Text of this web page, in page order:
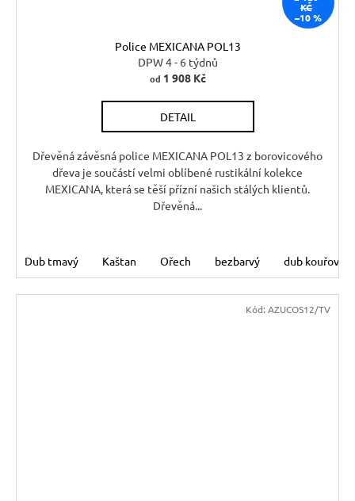
KČ
–10 %
Police MEXICANA POL13
DPW 4 - 6 týdnů
od 1 908 Kč
DETAIL
Dřevěná závěsná police MEXICANA POL13 z borovicového
dřeva je součástí velmi oblíbené rustikální kolekce
MEXICANA, která se těší přízní našich stálých klientů.
Dřevěná...
Dub tmavý Kaštan Ořech bezbarvý dub kouřový
Kód: AZUCOS12/TV